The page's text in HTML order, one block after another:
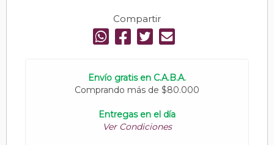
Compartir
Envío gratis en C.A.B.A.
Comprando más de $80.000
Entregas en el día
Ver Condiciones